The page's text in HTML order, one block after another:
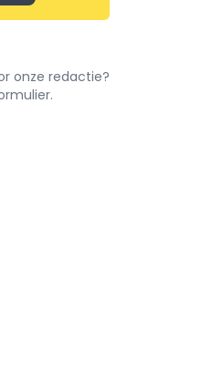
onze redactie?